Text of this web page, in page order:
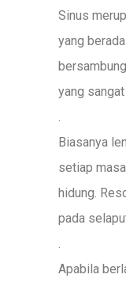
Sinus
yang
yang
.
Biasanya
setiap
hidung.
pada
.
Apabila